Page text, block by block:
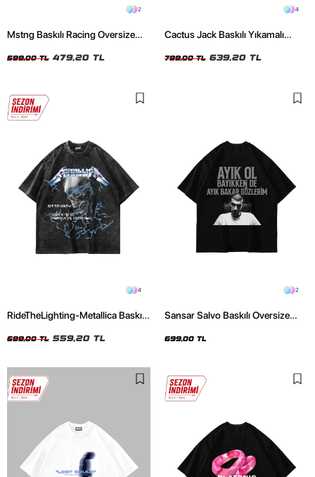
2
Mstng Baskılı Racing Oversize
599,00 TL 479,20 TL
4
Cactus Jack Baskılı Yıkamalı
799,00 TL 639,20 TL
4
RideTheLighting-Metallica Baskılı
Tshirt
699,00 TL 559,20 TL
2
Sansar Salvo Baskılı Oversize
699,00 TL